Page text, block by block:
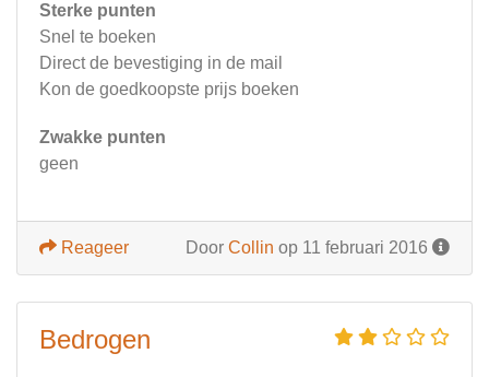
Sterke punten
Snel te boeken
Direct de bevestiging in de mail
Kon de goedkoopste prijs boeken
Zwakke punten
geen
Door Collin op 11 februari 2016
Reageer
Bedrogen